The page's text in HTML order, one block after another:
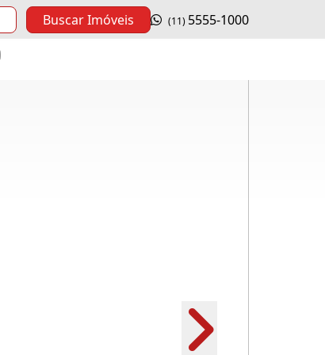
Buscar Imóveis (11) 5555-1000